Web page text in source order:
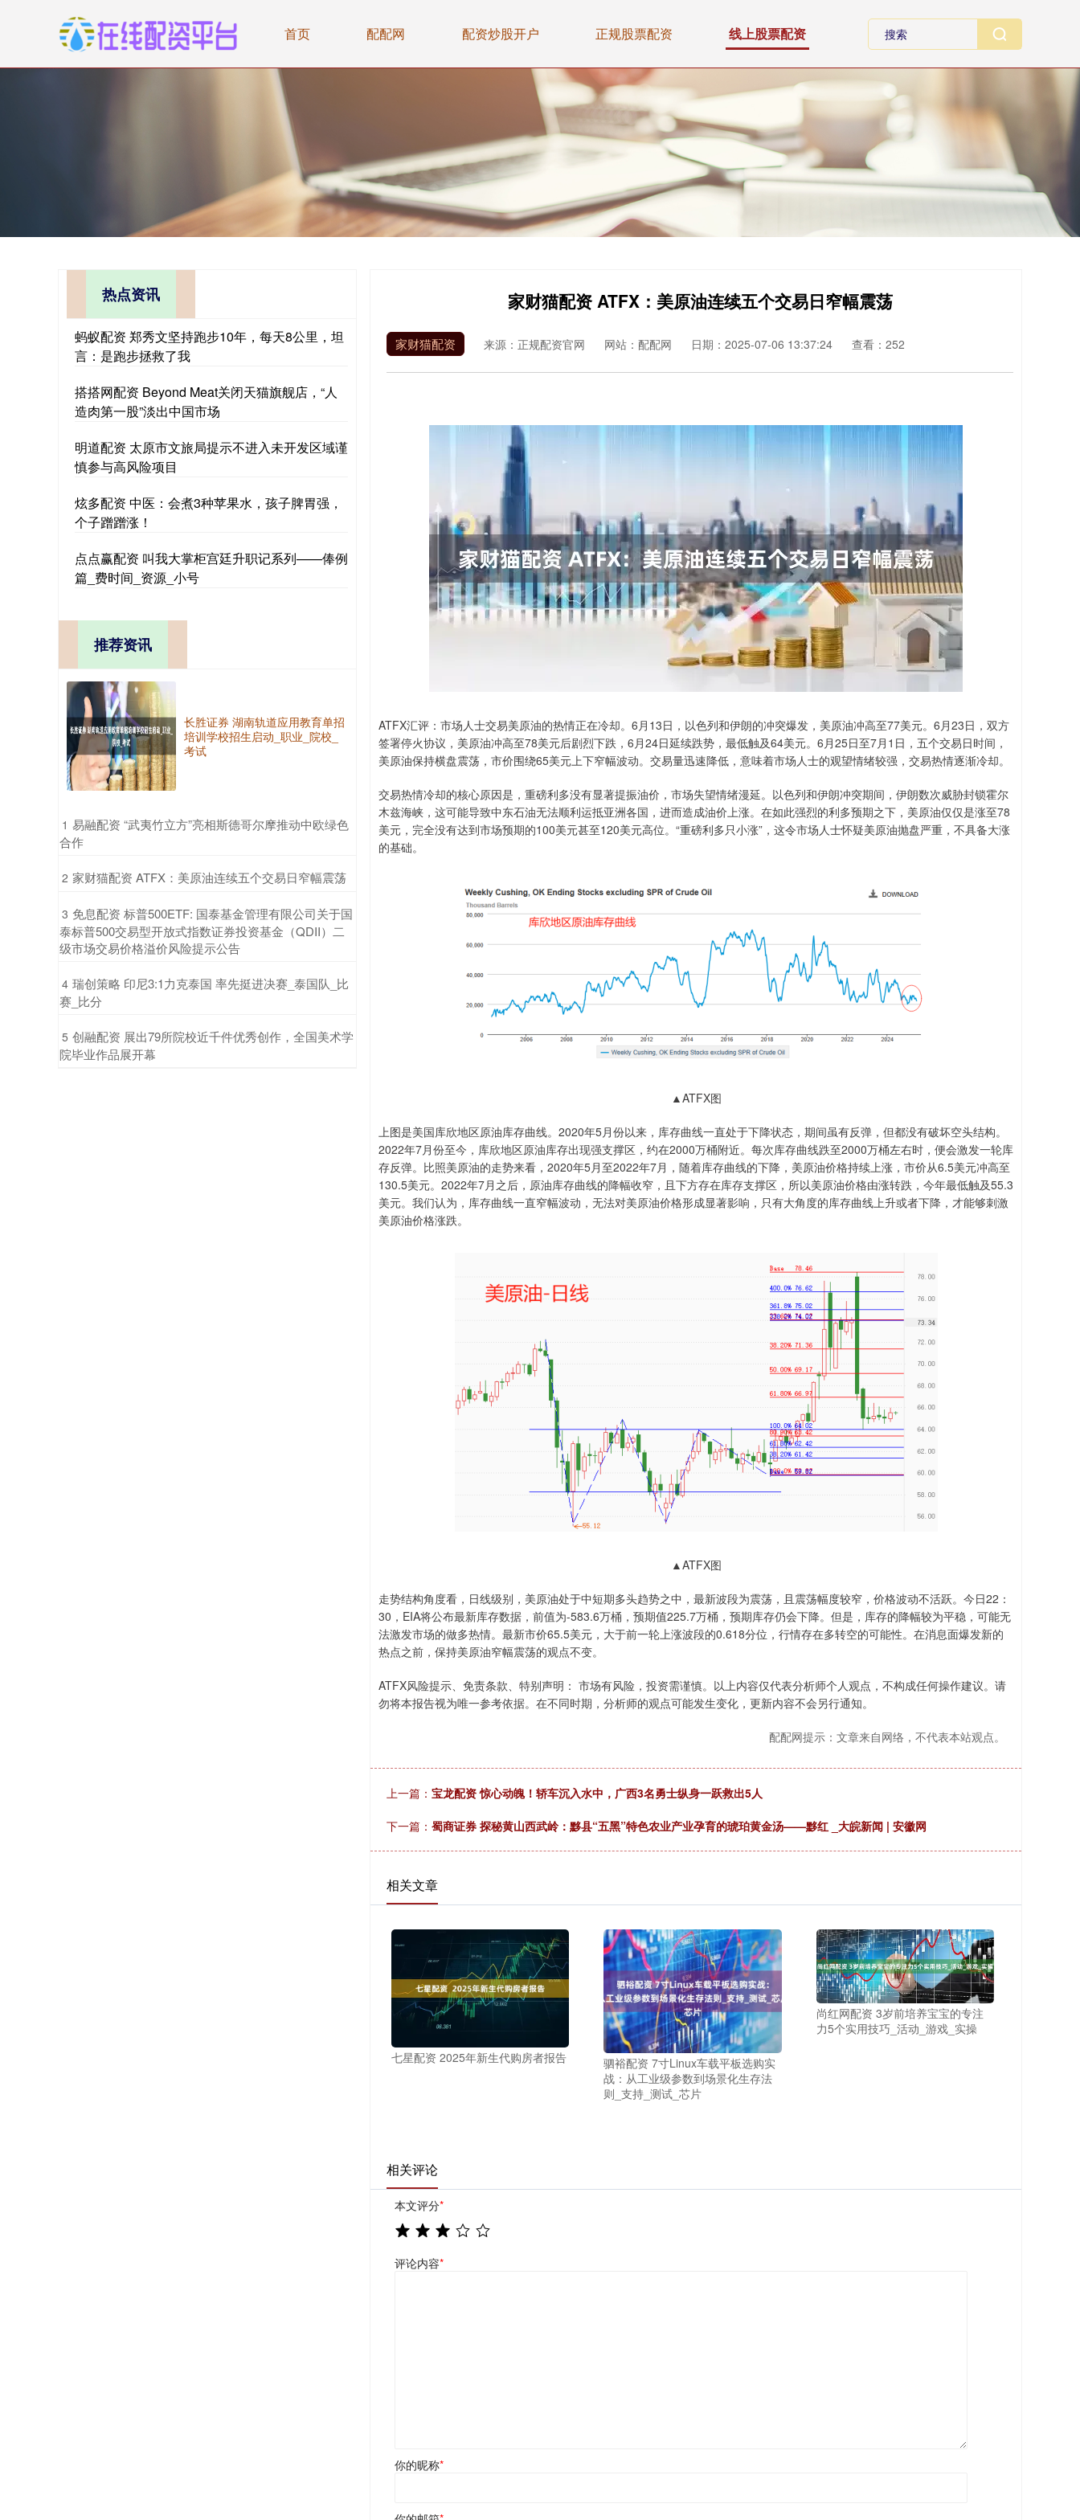
首页 配配网 配资炒股开户 正规股票配资 线上股票配资
家财猫配资 ATFX：美原油连续五个交易日窄幅震荡
家财猫配资 来源：正规配资官网 网站：配配网 日期：2025-07-06 13:37:24 查看：252
ATFX汇评：市场人士交易美原油的热情正在冷却。6月13日，以色列和伊朗的冲突爆发，美原油冲高至77美元。6月23日，双方
签署停火协议，美原油冲高至78美元后剧烈下跌，6月24日延续跌势，最低触及64美元。6月25日至7月1日，五个交易日时间，
美原油保持横盘震荡，市价围绕65美元上下窄幅波动。交易量迅速降低，意味着市场人士的观望情绪较强，交易热情逐渐冷却。
交易热情冷却的核心原因是，重磅利多没有显著提振油价，市场失望情绪漫延。以色列和伊朗冲突期间，伊朗数次威胁封锁霍尔
木兹海峡，这可能导致中东石油无法顺利运抵亚洲各国，进而造成油价上涨。在如此强烈的利多预期之下，美原油仅仅是涨至78
美元，完全没有达到市场预期的100美元甚至120美元高位。“重磅利多只小涨”，这令市场人士怀疑美原油抛盘严重，不具备大涨
的基础。
▲ATFX图
上图是美国库欣地区原油库存曲线。2020年5月份以来，库存曲线一直处于下降状态，期间虽有反弹，但都没有破坏空头结构。
2022年7月份至今，库欣地区原油库存出现强支撑区，约在2000万桶附近。每次库存曲线跌至2000万桶左右时，便会激发一轮库
存反弹。比照美原油的走势来看，2020年5月至2022年7月，随着库存曲线的下降，美原油价格持续上涨，市价从6.5美元冲高至
130.5美元。2022年7月之后，原油库存曲线的降幅收窄，且下方存在库存支撑区，所以美原油价格由涨转跌，今年最低触及55.3
美元。我们认为，库存曲线一直窄幅波动，无法对美原油价格形成显著影响，只有大角度的库存曲线上升或者下降，才能够刺激
美原油价格涨跌。
▲ATFX图
走势结构角度看，日线级别，美原油处于中短期多头趋势之中，最新波段为震荡，且震荡幅度较窄，价格波动不活跃。今日22：
30，EIA将公布最新库存数据，前值为-583.6万桶，预期值225.7万桶，预期库存仍会下降。但是，库存的降幅较为平稳，可能无
法激发市场的做多热情。最新市价65.5美元，大于前一轮上涨波段的0.618分位，行情存在多转空的可能性。在消息面爆发新的
热点之前，保持美原油窄幅震荡的观点不变。
ATFX风险提示、免责条款、特别声明： 市场有风险，投资需谨慎。以上内容仅代表分析师个人观点，不构成任何操作建议。请
勿将本报告视为唯一参考依据。在不同时期，分析师的观点可能发生变化，更新内容不会另行通知。
配配网提示：文章来自网络，不代表本站观点。
上一篇： 宝龙配资 惊心动魄！轿车沉入水中，广西3名勇士纵身一跃救出5人
下一篇： 蜀商证券 探秘黄山西武岭：黟县“五黑”特色农业产业孕育的琥珀黄金汤——黟红 _大皖新闻 | 安徽网
相关文章
七星配资 2025年新生代购房者报告
驷裕配资 7寸Linux车载平板选购实
战：从工业级参数到场景化生存法
则_支持_测试_芯片
尚红网配资 3岁前培养宝宝的专注
力5个实用技巧_活动_游戏_实操
相关评论
本文评分*
评论内容*
你的昵称*
热点资讯
蚂蚁配资 郑秀文坚持跑步10年，每天8公里，坦
言：是跑步拯救了我
搭搭网配资 Beyond Meat关闭天猫旗舰店，“人
造肉第一股”淡出中国市场
明道配资 太原市文旅局提示不进入未开发区域谨
慎参与高风险项目
炫多配资 中医：会煮3种苹果水，孩子脾胃强，
个子蹭蹭涨！
点点赢配资 叫我大掌柜宫廷升职记系列——俸例
篇_费时间_资源_小号
推荐资讯
长胜证券 湖南轨道应用教育单招
培训学校招生启动_职业_院校_
考试
1 ​易融配资 “武夷竹立方”亮相斯德哥尔摩推动中欧绿色
合作
2 ​家财猫配资 ATFX：美原油连续五个交易日窄幅震荡
3 ​免息配资 标普500ETF: 国泰基金管理有限公司关于国
泰标普500交易型开放式指数证券投资基金（QDII）二
级市场交易价格溢价风险提示公告
4 ​瑞创策略 印尼3:1力克泰国 率先挺进决赛_泰国队_比
赛_比分
5 ​创融配资 展出79所院校近千件优秀创作，全国美术学
院毕业作品展开幕